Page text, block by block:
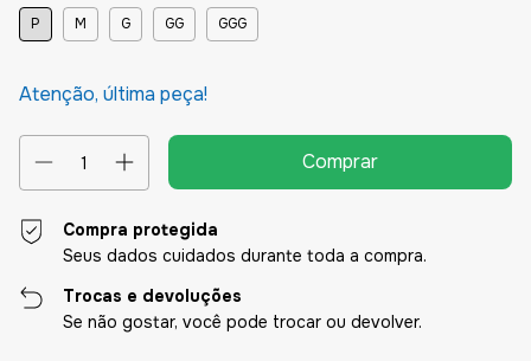
P M G GG GGG
Atenção, última peça!
Compra protegida
Seus dados cuidados durante toda a compra.
Trocas e devoluções
Se não gostar, você pode trocar ou devolver.